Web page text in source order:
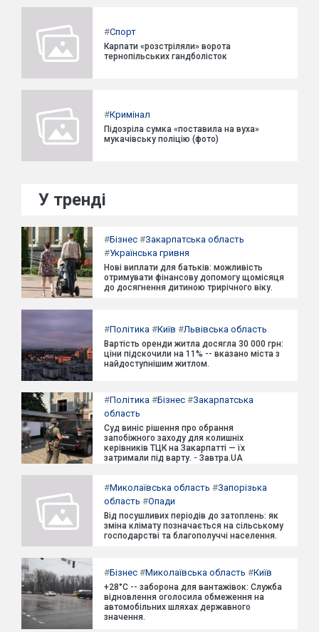
#Спорт
Карпати «розстріляли» ворота
тернопільських гандболісток
#Кримінал
Підозріла сумка «поставила на вуха»
мукачівську поліцію (фото)
У тренді
#Бізнес #Закарпатська область
#Українська гривня
Нові виплати для батьків: можливість
отримувати фінансову допомогу щомісяця
до досягнення дитиною трирічного віку.
#Політика #Київ #Львівська область
Вартість оренди житла досягла 30 000 грн:
ціни підскочили на 11% -- вказано міста з
найдоступнішим житлом.
#Політика #Бізнес #Закарпатська
область
Суд виніс рішення про обрання
запобіжного заходу для колишніх
керівників ТЦК на Закарпатті — їх
затримали під варту. - Завтра.UA
#Миколаївська область #Запорізька
область #Опади
Від посушливих періодів до затоплень: як
зміна клімату позначається на сільському
господарстві та благополуччі населення.
#Бізнес #Миколаївська область #Київ
+28°C -- заборона для вантажівок: Служба
відновлення оголосила обмеження на
автомобільних шляхах державного
значення.